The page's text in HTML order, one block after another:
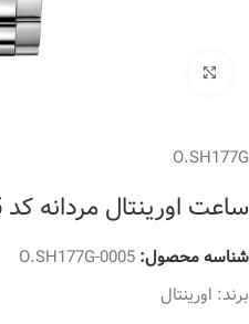
O.SH177G
ساعت اورینتال مردانه کد O.SH177G-0005
شناسه محصول:O.SH177G-0005
برند: اورینتال